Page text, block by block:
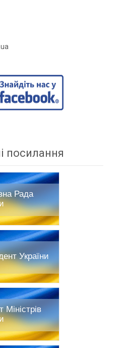
посилання
Рада
України
Міністрів